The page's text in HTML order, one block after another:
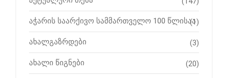
აჭარის საარქივო სამმართველო 100 წლისაა
(1)
ახალგაზრდები (3)
ახალი წიგნები (20)